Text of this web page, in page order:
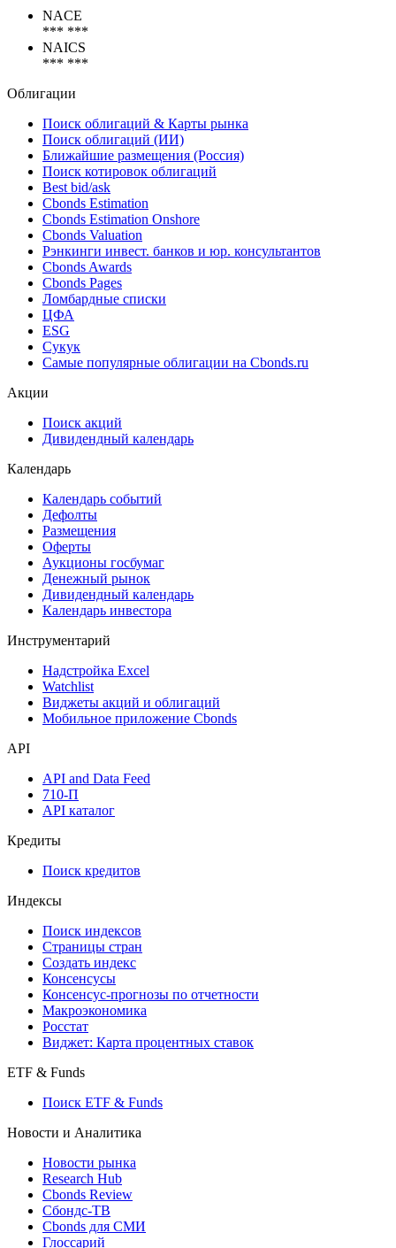
Коды
*** ***
*** ***
Облигации
Поиск облигаций & Карты рынка
Поиск облигаций (ИИ)
Ближайшие размещения (Россия)
Поиск котировок облигаций
Best bid/ask
Cbonds Estimation
Cbonds Estimation Onshore
Cbonds Valuation
Рэнкинги инвест. банков и юр. консультантов
Cbonds Awards
Cbonds Pages
Ломбардные списки
ESG
Самые популярные облигации на Cbonds.ru
Дивидендный календарь
Календарь
Календарь событий
Дефолты
Размещения
Оферты
Денежный рынок
Календарь инвестора
Инструментарий
Мобильное приложение Cbonds
API
API and Data Feed
API каталог
Кредиты
Поиск кредитов
Индексы
Поиск индексов
Страницы стран
Создать индекс
Консенсусы
Макроэкономика
Виджет: Карта процентных ставок
ETF & Funds
Поиск ETF & Funds
Новости и Аналитика
Новости рынка
Research Hub